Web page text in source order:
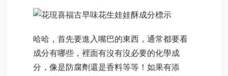
哈哈，首先要進入嘴巴的東西，通常都要看
成分有哪些，裡面有沒有沒必要的化學成
分，像是防腐劑還是香料等等！如果有添